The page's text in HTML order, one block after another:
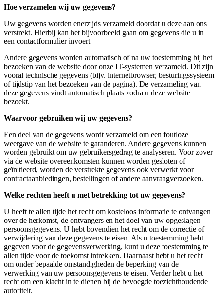
Hoe verzamelen wij uw gegevens?
Uw gegevens worden enerzijds verzameld doordat u deze aan ons
verstrekt. Hierbij kan het bijvoorbeeld gaan om gegevens die u in
een contactformulier invoert.
Andere gegevens worden automatisch of na uw toestemming bij het
bezoeken van de website door onze IT-systemen verzameld. Dit zijn
vooral technische gegevens (bijv. internetbrowser, besturingssysteem
of tijdstip van het bezoeken van de pagina). De verzameling van
deze gegevens vindt automatisch plaats zodra u deze website
bezoekt.
Waarvoor gebruiken wij uw gegevens?
Een deel van de gegevens wordt verzameld om een foutloze
weergave van de website te garanderen. Andere gegevens kunnen
worden gebruikt om uw gebruikersgedrag te analyseren. Voor zover
via de website overeenkomsten kunnen worden gesloten of
geïnitieerd, worden de verstrekte gegevens ook verwerkt voor
contractaanbiedingen, bestellingen of andere aanvraagverzoeken.
Welke rechten heeft u met betrekking tot uw gegevens?
U heeft te allen tijde het recht om kosteloos informatie te ontvangen
over de herkomst, de ontvangers en het doel van uw opgeslagen
persoonsgegevens. U hebt bovendien het recht om de correctie of
verwijdering van deze gegevens te eisen. Als u toestemming hebt
gegeven voor de gegevensverwerking, kunt u deze toestemming te
allen tijde voor de toekomst intrekken. Daarnaast hebt u het recht
om onder bepaalde omstandigheden de beperking van de
verwerking van uw persoonsgegevens te eisen. Verder hebt u het
recht om een klacht in te dienen bij de bevoegde toezichthoudende
autoriteit.